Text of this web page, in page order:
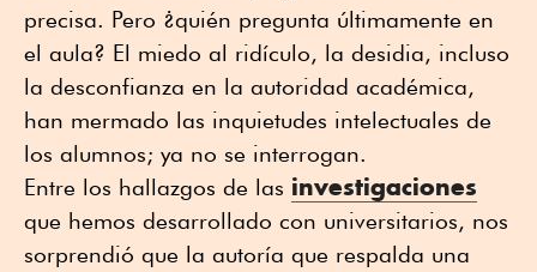
precisa. Pero ¿quién pregunta últimamente en
el aula? El miedo al ridículo, la desidia, incluso
la desconfianza en la autoridad académica,
han mermado las inquietudes intelectuales de
los alumnos; ya no se interrogan.
Entre los hallazgos de las investigaciones
que hemos desarrollado con universitarios, nos
sorprendió que la autoría que respalda una